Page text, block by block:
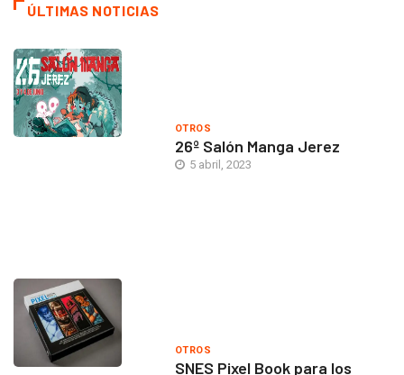
ÚLTIMAS NOTICIAS
OTROS
26º Salón Manga Jerez
5 abril, 2023
OTROS
SNES Pixel Book para los